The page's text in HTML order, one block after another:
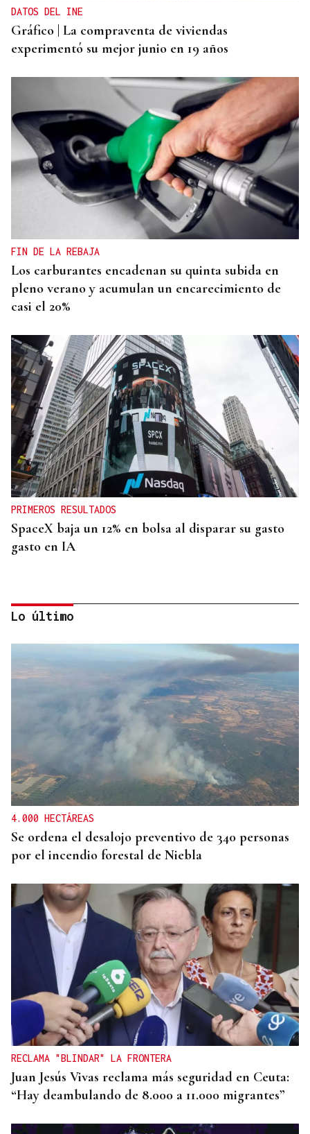
DATOS DEL INE
Gráfico | La compraventa de viviendas
experimentó su mejor junio en 19 años
FIN DE LA REBAJA
Los carburantes encadenan su quinta subida en
pleno verano y acumulan un encarecimiento de
casi el 20%
PRIMEROS RESULTADOS
SpaceX baja un 12% en bolsa al disparar su gasto
gasto en IA
Una nueva tecnología utiliza la IA para optimizar
cultivos
Lo último
4.000 HECTÁREAS
Se ordena el desalojo preventivo de 340 personas
por el incendio forestal de Niebla
RECLAMA "BLINDAR" LA FRONTERA
Juan Jesús Vivas reclama más seguridad en Ceuta:
“Hay deambulando de 8.000 a 11.000 migrantes”